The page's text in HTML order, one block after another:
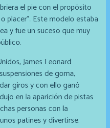
el pie con el propósito
placer". Este modelo estaba
y fue un suceso que muy
James Leonard
de goma,
giros y con ello ganó
en la aparición de pistas
personas con la
patines y divertirse.